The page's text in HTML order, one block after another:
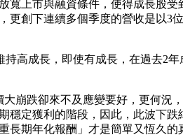
寬上市與融資條件，使得成長股受
創下連續多個季度的營收是以3
高成長，即使有成長，在過去2年
崩跌卻來不及應變要好，更何況
穩定獲利的階段，因此，此波下跌
期年化報酬」才是簡單又恆久的